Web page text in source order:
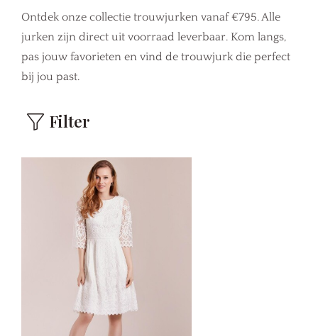
Ontdek onze collectie trouwjurken vanaf €795. Alle
jurken zijn direct uit voorraad leverbaar. Kom langs,
pas jouw favorieten en vind de trouwjurk die perfect
bij jou past.
Filter